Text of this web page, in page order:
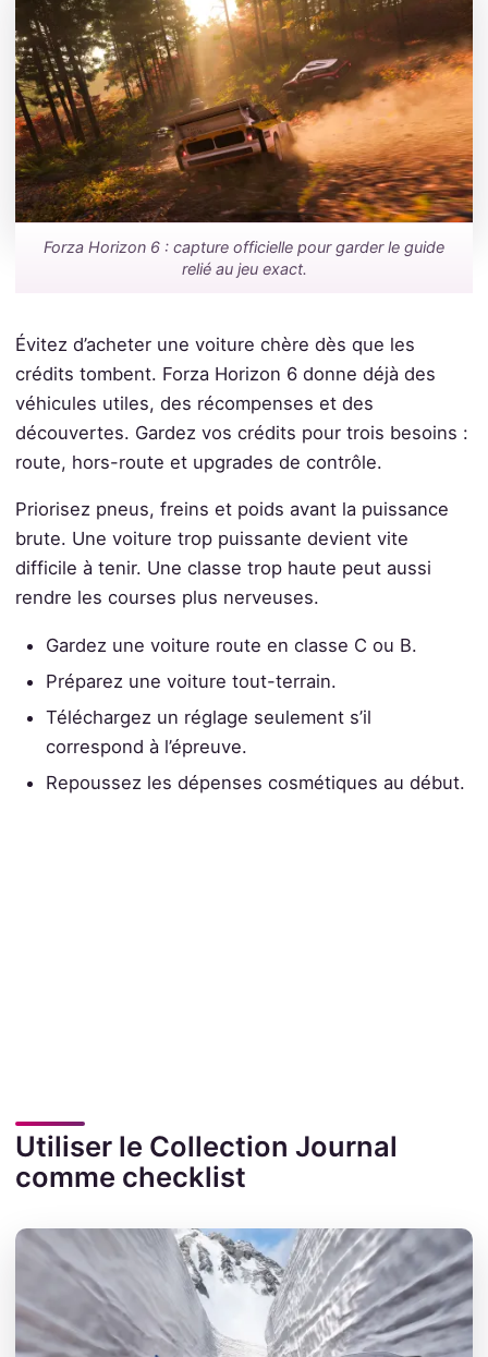
Forza Horizon 6 : capture officielle pour garder le guide
relié au jeu exact.
Évitez d’acheter une voiture chère dès que les
crédits tombent. Forza Horizon 6 donne déjà des
véhicules utiles, des récompenses et des
découvertes. Gardez vos crédits pour trois besoins :
route, hors-route et upgrades de contrôle.
Priorisez pneus, freins et poids avant la puissance
brute. Une voiture trop puissante devient vite
difficile à tenir. Une classe trop haute peut aussi
rendre les courses plus nerveuses.
Gardez une voiture route en classe C ou B.
Préparez une voiture tout-terrain.
Téléchargez un réglage seulement s’il
correspond à l’épreuve.
Repoussez les dépenses cosmétiques au début.
Utiliser le Collection Journal
comme checklist